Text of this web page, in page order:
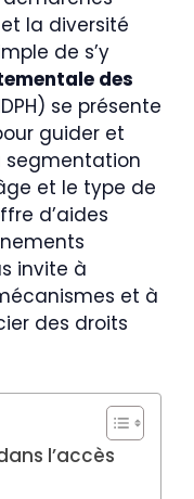
la diversité
de s’y
des
se présente
guider et
segmentation
et le type de
d’aides
invite à
et à
des droits
l’accès